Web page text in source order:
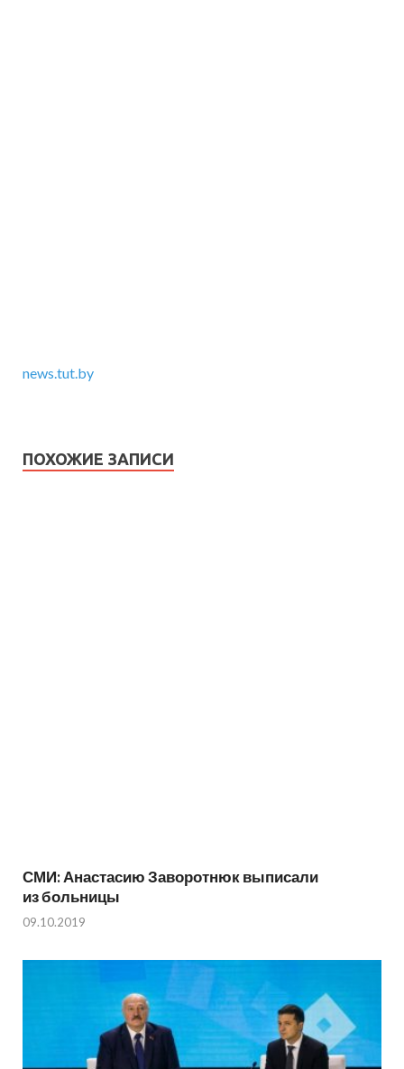
news.tut.by
ПОХОЖИЕ ЗАПИСИ
СМИ: Анастасию Заворотнюк выписали
из больницы
09.10.2019